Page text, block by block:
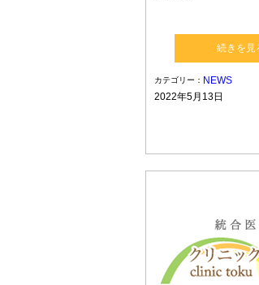
続きを見
カテゴリー： NEWS
2022年5月13日